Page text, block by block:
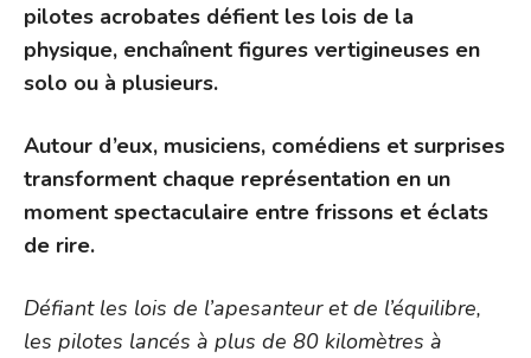
pilotes acrobates défient les lois de la
physique, enchaînent figures vertigineuses en
solo ou à plusieurs.
Autour d’eux, musiciens, comédiens et surprises
transforment chaque représentation en un
moment spectaculaire entre frissons et éclats
de rire.
Défiant les lois de l’apesanteur et de l’équilibre,
les pilotes lancés à plus de 80 kilomètres à